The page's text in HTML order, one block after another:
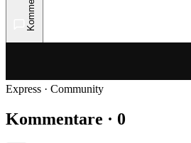
Express · Community
Kommentare · 0